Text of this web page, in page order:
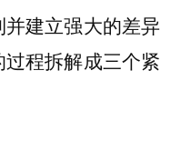
建立强大的差异
程拆解成三个紧